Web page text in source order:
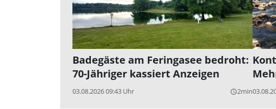
Badegäste am Feringasee bedroht:
70-Jähriger kassiert Anzeigen
03.08.2026 09:43 Uhr query_builder2min